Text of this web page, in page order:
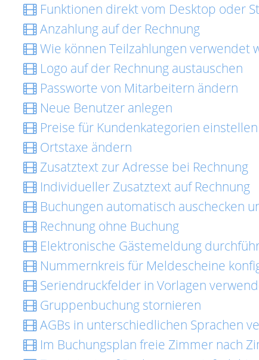
Funktionen direkt vom Desktop oder
Anzahlung auf der Rechnung
Wie können Teilzahlungen verwendet
Logo auf der Rechnung austauschen
Passworte von Mitarbeitern ändern
Neue Benutzer anlegen
Preise für Kundenkategorien einstellen
Ortstaxe ändern
Zusatztext zur Adresse bei Rechnung
Individueller Zusatztext auf Rechnung
Buchungen automatisch auschecken
Rechnung ohne Buchung
Elektronische Gästemeldung
Nummernkreis für Meldescheine
Seriendruckfelder in Vorlagen
Gruppenbuchung stornieren
AGBs in unterschiedlichen Sprachen
Im Buchungsplan freie Zimmer nach